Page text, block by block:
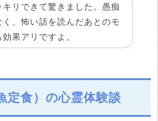
キリできて驚きました。愚痴
く、怖い話を読んだあとのモ
果アリですよ。
定食）の心霊体験談